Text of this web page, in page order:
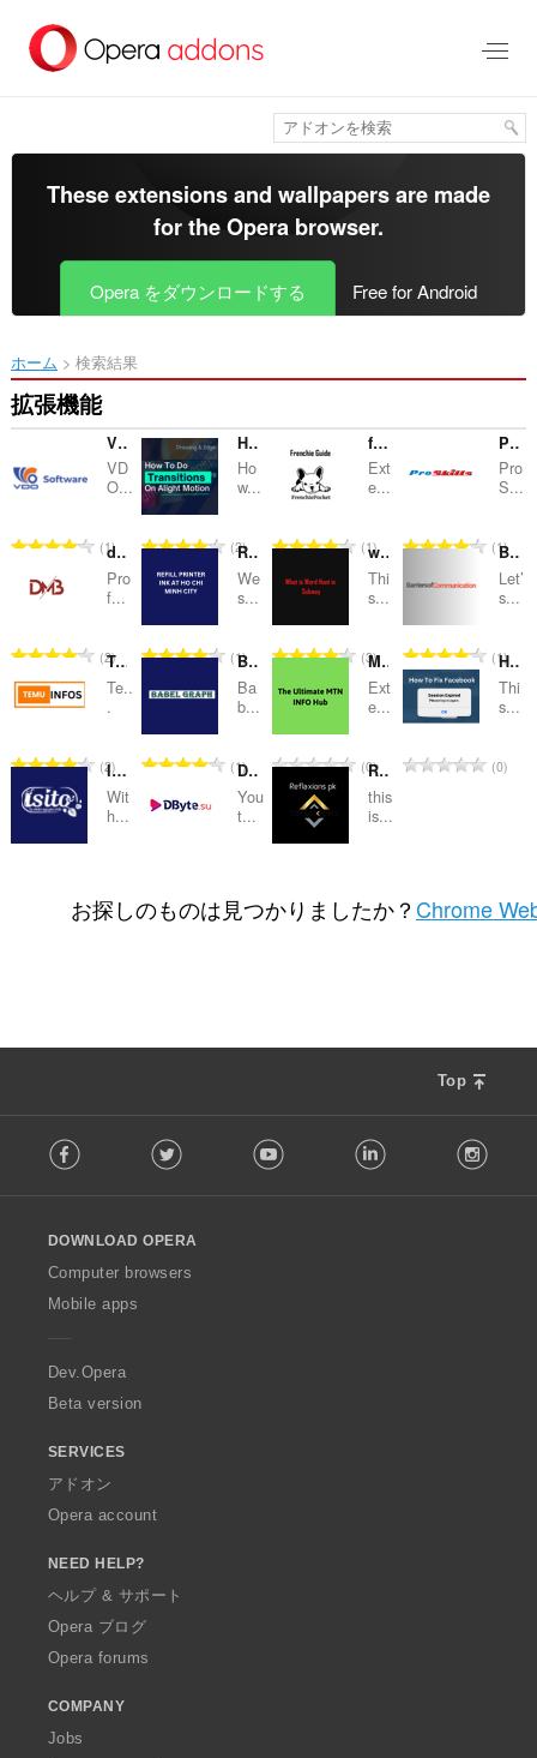
メ
ツ
移
動
These extensions and wallpapers are made
for theOpera browser.
Opera をダウンロードする Free for Android
ホーム 検索結果
拡張機能
VDO Software
VD
O...
評
価
の
：
1
How to do Transition on Alight Motion
Ho
w...
評
価
の
：
2
frenchiepocket
Ext
e...
評
価
の
：
1
ProSkills
Pro
S...
評
価
の
：
1
dota2mmrboost
Pro
f...
評
価
の
：
2
REFILL PRINTER INK AT HO CHI MINH CITY
We
s...
評
価
の
：
1
what is word hunt in Subway
Thi
s...
評
価
の
：
3
Barriers of communication
Let’
s...
評
価
の
：
1
Temuinfos Extension
Te..
.
評
価
の
2
BabelGraph
Ba
b...
評
価
の
1
MTN Info Hub
Ext
e...
評
価
の
0
How To Fix Facebook Session Expired
Thi
s...
評
0
ISITO
Wit
h...
価
の
Dbyte
You
t...
価
の
Reflexions pk
this
is...
価
の
お探しのものは見つかりましたか？ Chrome
Top
o
w
O
p
a
Facebook Twitter Youtube LinkedIn
DOWNLOAD OPERA
Computer browsers
Mobile apps
Dev.Opera
Beta version
SERVICES
アドオン
Opera account
NEED HELP?
ヘルプ & サポート
Opera ブログ
Opera forums
COMPANY
Jobs